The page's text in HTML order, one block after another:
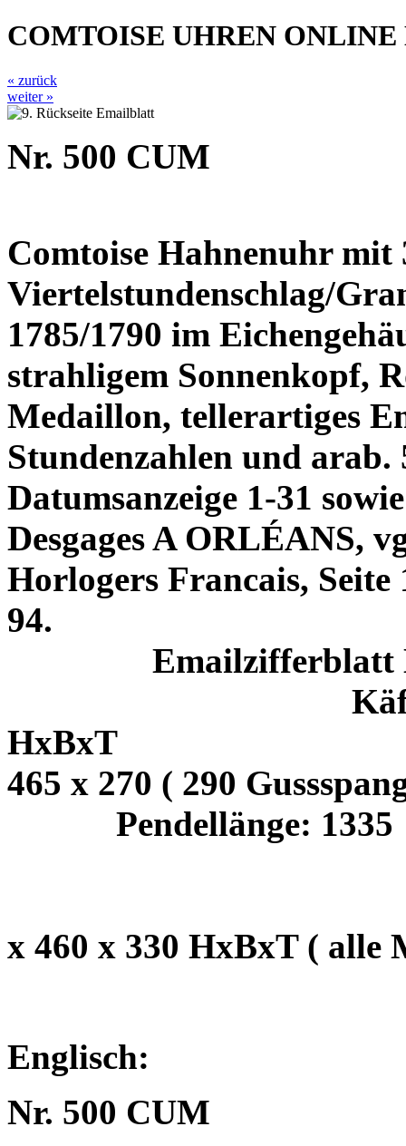
COMTOISE UHREN ONLINE
« zurück
weiter »
Nr. 500 CUM
Comtoise Hahnenuhr mit
Viertelstundenschlag/
1785/1790 im
strahligem Sonnenkopf,
Medaillon, tellerartiges
Stundenzahlen und
Datumsanzeige 1-31
Desgages A ORLÉANS,
Horlogers Francais, Seite
94.
Emailzifferblatt
HxBxT
465 x 270 ( 290
Pendellänge: 1335
x 460 x 330 HxBxT ( alle
Englisch:
Nr. 500 CUM